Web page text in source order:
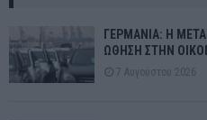
ΓΕΡΜΑΝΙΑ: Η
ΩΘΗΣΗ ΣΤΗΝ
7 Αυγούστου 2026